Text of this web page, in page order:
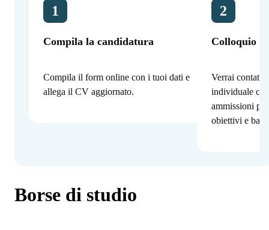
1
Compila la candidatura
Compila il form online con i tuoi dati e
allega il CV aggiornato.
2
Colloquio
Verrai
individuale
ammissioni
obiettivi e
Borse di studio